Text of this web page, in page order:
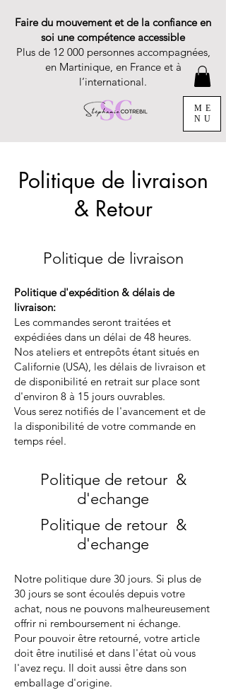
Faire du mouvement et de la confiance en
soi une compétence accessible
Plus de 12 000 personnes accompagnées,
en Martinique, en France et à
l’international.
ME
NU
Politique de livraison
& Retour
Politique de livraison
Politique d'expédition & délais de
livraison:
Les commandes seront traitées et
expédiées dans un délai de 48 heures.
Nos ateliers et entrepôts étant situés en
Californie (USA), les délais de livraison et
de disponibilité en retrait sur place sont
d'environ 8 à 15 jours ouvrables.
Vous serez notifiés de l'avancement et de
la disponibilité de votre commande en
temps réel.
Politique de retour &
d'echange
Politique de retour &
d'echange
Notre politique dure 30 jours. Si plus de
30 jours se sont écoulés depuis votre
achat, nous ne pouvons malheureusement
offrir ni remboursement ni échange.
Pour pouvoir être retourné, votre article
doit être inutilisé et dans l'état où vous
l'avez reçu. Il doit aussi être dans son
emballage d'origine.